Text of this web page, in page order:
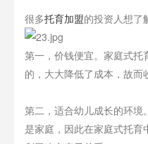
很多托育加盟的投资人想了
第一，价钱便宜。家庭式托
的，大大降低了成本，故而
第二，适合幼儿成长的环
是家庭，因此在家庭式托